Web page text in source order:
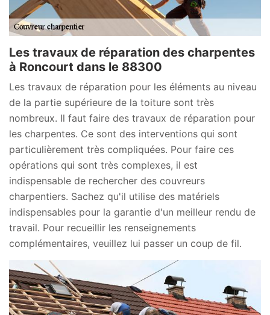
Les travaux de réparation des charpentes
à Roncourt dans le 88300
Les travaux de réparation pour les éléments au niveau
de la partie supérieure de la toiture sont très
nombreux. Il faut faire des travaux de réparation pour
les charpentes. Ce sont des interventions qui sont
particulièrement très compliquées. Pour faire ces
opérations qui sont très complexes, il est
indispensable de rechercher des couvreurs
charpentiers. Sachez qu'il utilise des matériels
indispensables pour la garantie d'un meilleur rendu de
travail. Pour recueillir les renseignements
complémentaires, veuillez lui passer un coup de fil.